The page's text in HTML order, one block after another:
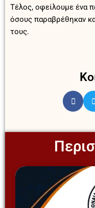
Τέλος, οφείλουμε ένα
όσους παραβρέθηκαν
τους.